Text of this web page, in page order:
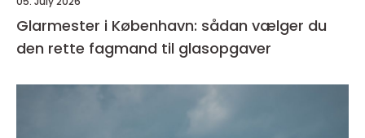
Glarmester i København: sådan vælger du
den rette fagmand til glasopgaver